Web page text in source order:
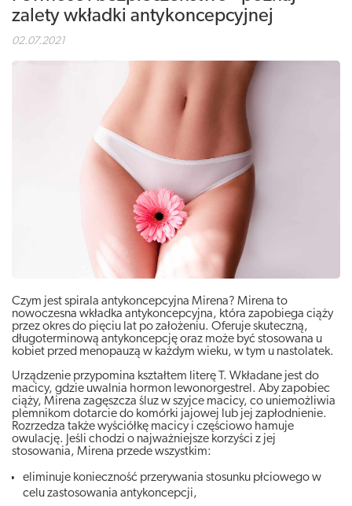
zalety wkładki antykoncepcyjnej
02.07.2021
Czym jest spirala antykoncepcyjna Mirena? Mirena to
nowoczesna wkładka antykoncepcyjna, która zapobiega ciąży
przez okres do pięciu lat po założeniu. Oferuje skuteczną,
długoterminową antykoncepcję oraz może być stosowana u
kobiet przed menopauzą w każdym wieku, w tym u nastolatek.
Urządzenie przypomina kształtem literę T. Wkładane jest do
macicy, gdzie uwalnia hormon lewonorgestrel. Aby zapobiec
ciąży, Mirena zagęszcza śluz w szyjce macicy, co uniemożliwia
plemnikom dotarcie do komórki jajowej lub jej zapłodnienie.
Rozrzedza także wyściółkę macicy i częściowo hamuje
owulację. Jeśli chodzi o najważniejsze korzyści z jej
stosowania, Mirena przede wszystkim:
eliminuje konieczność przerywania stosunku płciowego w
celu zastosowania antykoncepcji,